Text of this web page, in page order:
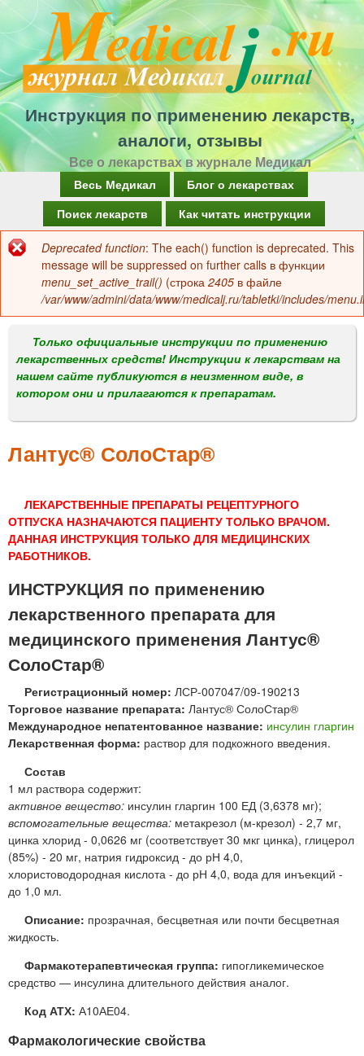
Перейти
к
основному
содержанию
Инструкция по применению лекарств,
аналоги, отзывы
Все о лекарствах в журнале Медикал
а
в
о
м
е
н
Весь Медикал
Блог о лекарствах
Поиск лекарств
Как читать инструкции
Сообщение
об
ошибке
Deprecated function: The each() function is deprecated. This
message will be suppressed on further calls в функции
menu_set_active_trail() (строка 2405 в файле
/var/www/admini/data/www/medicalj.ru/tabletki/includes/
Только официальные инструкции по применению
лекарственных средств! Инструкции к лекарствам на
нашем сайте публикуются в неизменном виде, в
котором они и прилагаются к препаратам.
Лантус® СолоСтар®
ЛЕКАРСТВЕННЫЕ ПРЕПАРАТЫ РЕЦЕПТУРНОГО
ОТПУСКА НАЗНАЧАЮТСЯ ПАЦИЕНТУ ТОЛЬКО ВРАЧОМ.
ДАННАЯ ИНСТРУКЦИЯ ТОЛЬКО ДЛЯ МЕДИЦИНСКИХ
РАБОТНИКОВ.
ИНСТРУКЦИЯ по применению
лекарственного препарата для
медицинского применения Лантус®
СолоСтар®
Регистрационный номер: ЛСР-007047/09-190213
Торговое название препарата: Лантус® СолоСтар®
Международное непатентованное название: инсулин гларгин
Лекарственная форма: раствор для подкожного введения.
Состав
1 мл раствора содержит:
активное вещество: инсулин гларгин 100 ЕД (3,6378 мг);
вспомогательные вещества: метакрезол (м-крезол) - 2,7 мг,
цинка хлорид - 0,0626 мг (соответствует 30 мкг цинка), глицерол
(85%) - 20 мг, натрия гидроксид - до рН 4,0,
хлористоводородная кислота - до рН 4,0, вода для инъекций -
до 1,0 мл.
Описание: прозрачная, бесцветная или почти бесцветная
жидкость.
Фармакотерапевтическая группа: гипогликемическое
средство — инсулина длительного действия аналог.
Код АТХ: А10АЕ04.
Фармакологические свойства